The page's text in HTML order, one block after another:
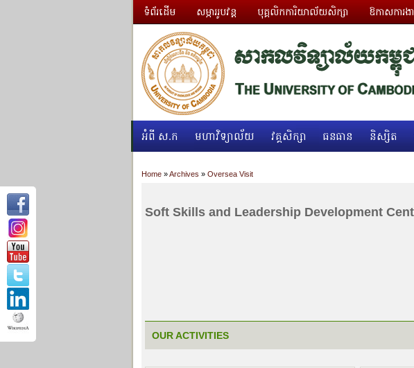
ទំព័រដើម សម្ភាររូបវន្ត បុគ្គលិកការិយាល័យសិក្សា ឱកាសការងា
អំពី ស.ក មហាវិទ្យាល័យ វគ្គសិក្សា ធនធាន និស្សិត
Home »Archives » Oversea Visit
Soft Skills and Leadership Development
OUR ACTIVITIES